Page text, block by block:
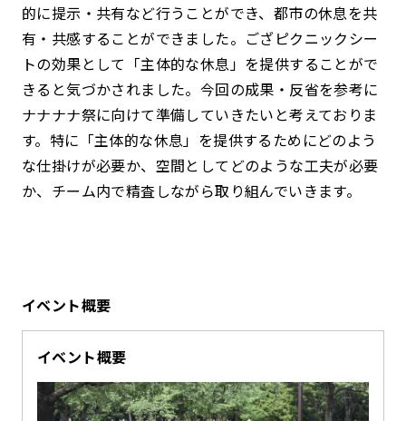
的に提示・共有など行うことができ、都市の休息を共
有・共感することができました。 ござピクニックシー
トの効果として「主体的な休息」を提供することがで
きると気づかされました。 今回の成果・反省を参考に
ナナナナ祭に向けて準備していきたいと考えておりま
す。 特に「主体的な休息」を提供するためにどのよう
な仕掛けが必要か、空間としてどのような工夫が必要
か、チーム内で精査しながら取り組んでいきます。
イベント概要
イベント概要